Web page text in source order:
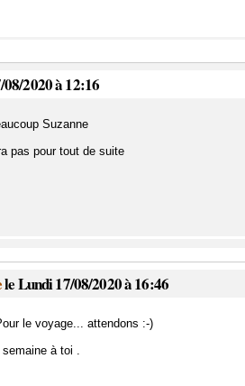
2020 à 12:16
Suzanne
pas pour tout de suite
le Lundi 17/08/2020 à 16:46
le voyage... attendons :-)
semaine à toi .